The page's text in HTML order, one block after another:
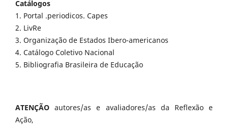
Catálogos
1. Portal .periodicos. Capes
2. LivRe
3. Organização de Estados Ibero-americanos
4. Catálogo Coletivo Nacional
5. Bibliografia Brasileira de Educação
ATENÇÃO autores/as e avaliadores/as da Reflexão e
Ação,